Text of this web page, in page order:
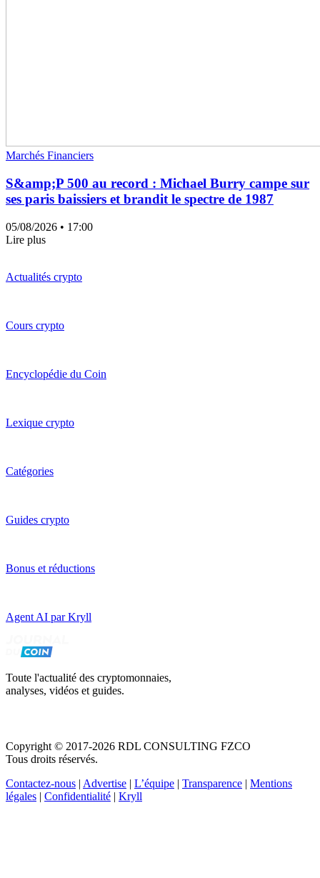
Marchés Financiers
S&amp;P 500 au record : Michael Burry campe sur
ses paris baissiers et brandit le spectre de 1987
05/08/2026 • 17:00
Lire plus
Actualités crypto
Cours crypto
Encyclopédie du Coin
Lexique crypto
Catégories
Guides crypto
Bonus et réductions
Agent AI par Kryll
Toute l'actualité des cryptomonnaies,
analyses, vidéos et guides.
Copyright © 2017-2026 RDL CONSULTING FZCO
Tous droits réservés.
Contactez-nous | Advertise | L’équipe | Transparence | Mentions
légales | Confidentialité | Kryll